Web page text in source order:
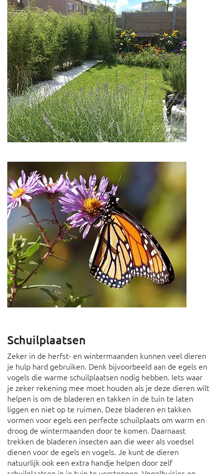
Schuilplaatsen
Zeker in de herfst- en wintermaanden kunnen veel dieren
je hulp hard gebruiken. Denk bijvoorbeeld aan de egels en
vogels die warme schuilplaatsen nodig hebben. Iets waar
je zeker rekening mee moet houden als je deze dieren wilt
helpen is om de bladeren en takken in de tuin te laten
liggen en niet op te ruimen. Deze bladeren en takken
vormen voor egels een perfecte schuilplaats om warm en
droog de wintermaanden door te komen. Daarnaast
trekken de bladeren insecten aan die weer als voedsel
dienen voor de egels en vogels. Je kunt de dieren
natuurlijk ook een extra handje helpen door zelf